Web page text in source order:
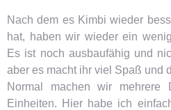
Nach dem es Kimbi wieder
hat, haben wir wieder ein
Es ist noch ausbaufähig und
aber es macht ihr viel Spaß und
Normal machen wir mehrere
Einheiten. Hier habe ich